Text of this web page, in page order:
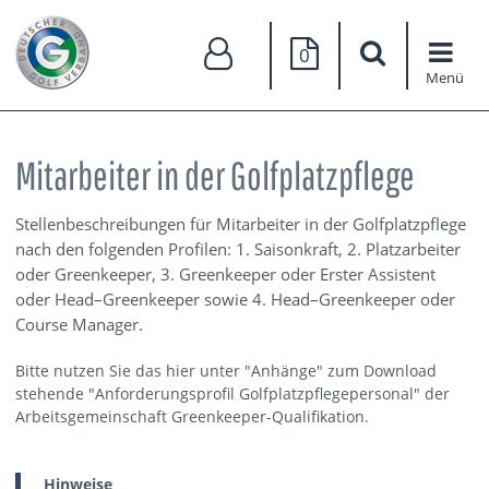
0
Menü
Mitarbeiter in der Golfplatzpflege
Stellenbeschreibungen für Mitarbeiter in der Golfplatzpflege
nach den folgenden Profilen: 1. Saisonkraft, 2. Platzarbeiter
oder Greenkeeper, 3. Greenkeeper oder Erster Assistent
oder Head–Greenkeeper sowie 4. Head–Greenkeeper oder
Course Manager.
Bitte nutzen Sie das hier unter "Anhänge" zum Download
stehende "Anforderungsprofil Golfplatzpflegepersonal" der
Arbeitsgemeinschaft Greenkeeper-Qualifikation.
Hinweise